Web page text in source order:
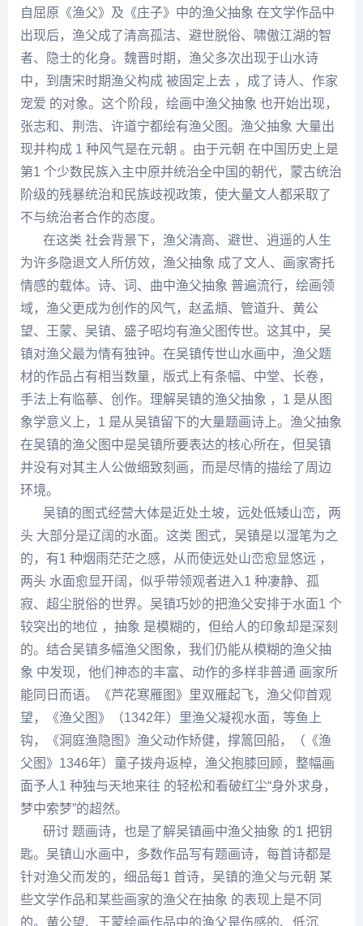
自屈原《渔父》及《庄子》中的渔父抽象 在文学作品中
出现后，渔父成了清高孤洁、避世脱俗、啸傲江湖的智
者、隐士的化身。魏晋时期，渔父多次出现于山水诗
中，到唐宋时期渔父构成 被固定上去 ，成了诗人、作家
宠爱 的对象。这个阶段，绘画中渔父抽象 也开始出现，
张志和、 荆浩、 许道宁都绘有渔父图。渔父抽象 大量出
现并构成 1 种风气是在元朝 。由于元朝 在中国历史上是
第1 个少数民族入主中原并统治全中国的朝代，蒙古统治
阶级的残暴统治和民族歧视政策，使大量文人都采取了
不与统治者合作的态度。
在这类 社会背景下，渔父清高、避世、逍遥的人生
为许多隐退文人所仿效，渔父抽象 成了文人、画家寄托
情感的载体。诗、词、曲中渔父抽象 普遍流行，绘画领
域，渔父更成为创作的风气，赵孟頫、管道升、 黄公
望、 王蒙、 吴镇、盛子昭均有渔父图传世。这其中， 吴
镇对渔父最为情有独钟。在吴镇传世山水画中，渔父题
材的作品占有相当数量，版式上有条幅、中堂、长卷，
手法上有临摹、创作。理解吴镇的渔父抽象 ，1 是从图
象学意义上，1 是从吴镇留下的大量题画诗上。渔父抽象
在吴镇的渔父图中是吴镇所要表达的核心所在，但吴镇
并没有对其主人公做细致刻画，而是尽情的描绘了周边
环境。
吴镇的图式经营大体是近处土坡，远处低矮山峦，两
头 大部分是辽阔的水面。这类 图式，吴镇是以湿笔为之
的，有1 种烟雨茫茫之感，从而使远处山峦愈显悠远 ，
两头 水面愈显开阔，似乎带领观者进入1 种凄静、孤
寂、超尘脱俗的世界。吴镇巧妙的把渔父安排于水面1 个
较突出的地位 ，抽象 是模糊的，但给人的印象却是深刻
的。结合吴镇多幅渔父图象，我们仍能从模糊的渔父抽
象 中发现，他们神态的丰富、动作的多样非普通 画家所
能同日而语。《芦花寒雁图》里双雁起飞，渔父仰首观
望，《渔父图》（1342年）里渔父凝视水面，等鱼上
钩，《洞庭渔隐图》渔父动作矫健，撑篙回船，（《渔
父图》1346年）童子拨舟返棹，渔父抱膝回顾，整幅画
面予人1 种独与天地来往 的轻松和看破红尘“身外求身，
梦中索梦”的超然。
研讨 题画诗，也是了解吴镇画中渔父抽象 的1 把钥
匙。吴镇山水画中，多数作品写有题画诗，每首诗都是
针对渔父而发的，细品每1 首诗，吴镇的渔父与元朝 某
些文学作品和某些画家的渔父在抽象 的表现上是不同
的。 黄公望、 王蒙绘画作品中的渔父是伤感的、低沉